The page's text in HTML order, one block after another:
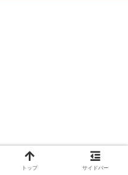
トップ サイドバー